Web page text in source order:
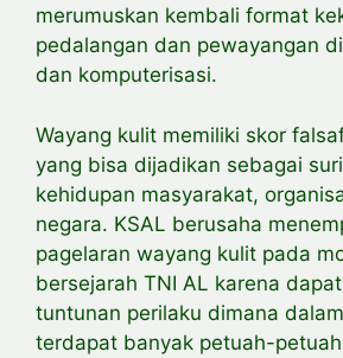
merumuskan kembali format
pedalangan dan pewayangan
dan komputerisasi.
Wayang kulit memiliki skor
yang bisa dijadikan sebagai
kehidupan masyarakat,
negara. KSAL berusaha
pagelaran wayang kulit pada
bersejarah TNI AL karena
tuntunan perilaku dimana
terdapat banyak petuah-